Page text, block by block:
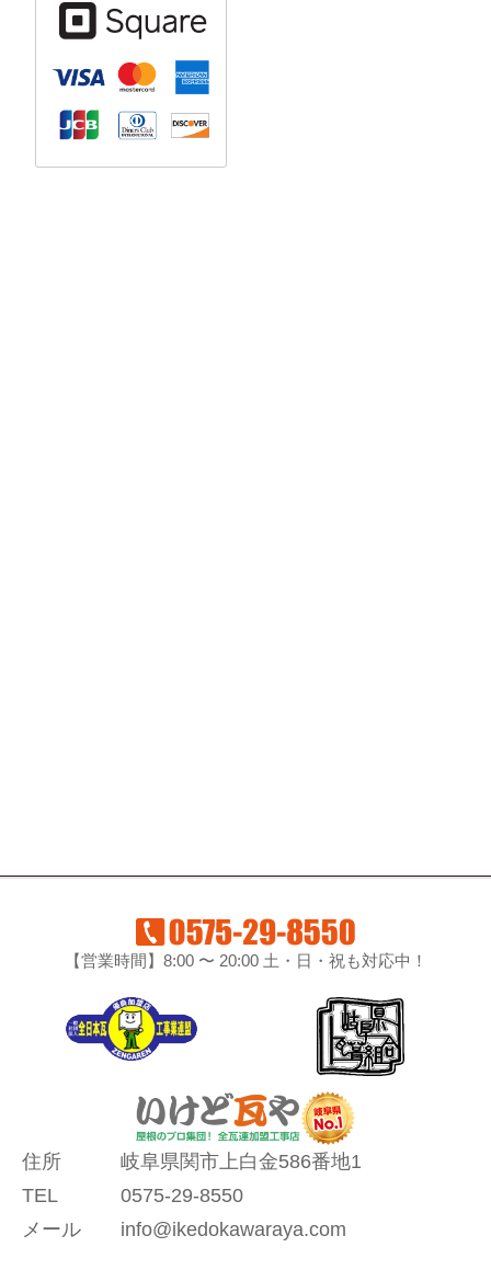
【営業時間】8:00 〜 20:00 土・日・祝も対応中！
住所
岐阜県関市上白金586番地1
TEL
0575-29-8550
メール
info@ikedokawaraya.com